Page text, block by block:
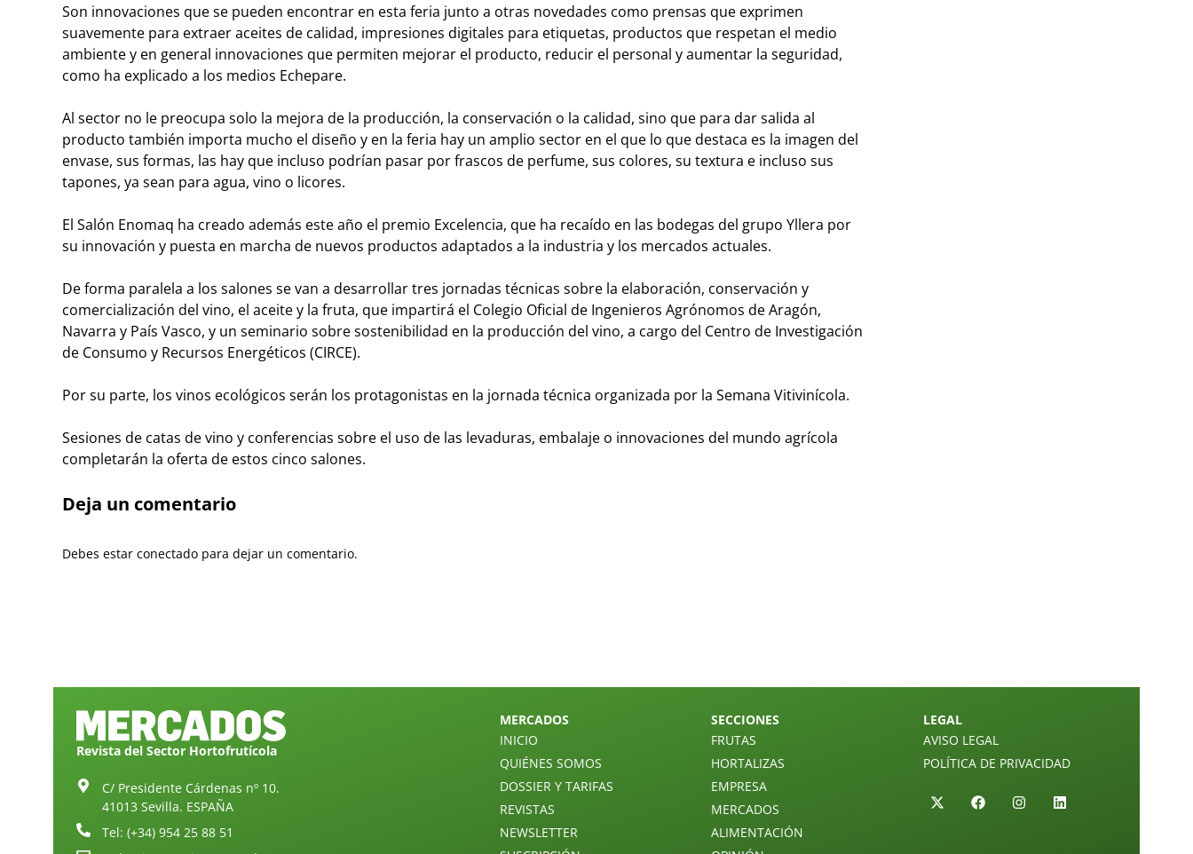
Son innovaciones que se pueden encontrar en esta feria junto a otras novedades como prensas que exprimen
suavemente para extraer aceites de calidad, impresiones digitales para etiquetas, productos que respetan el medio
ambiente y en general innovaciones que permiten mejorar el producto, reducir el personal y aumentar la seguridad,
como ha explicado a los medios Echepare.
Al sector no le preocupa solo la mejora de la producción, la conservación o la calidad, sino que para dar salida al
producto también importa mucho el diseño y en la feria hay un amplio sector en el que lo que destaca es la imagen del
envase, sus formas, las hay que incluso podrían pasar por frascos de perfume, sus colores, su textura e incluso sus
tapones, ya sean para agua, vino o licores.
El Salón Enomaq ha creado además este año el premio Excelencia, que ha recaído en las bodegas del grupo Yllera por
su innovación y puesta en marcha de nuevos productos adaptados a la industria y los mercados actuales.
De forma paralela a los salones se van a desarrollar tres jornadas técnicas sobre la elaboración, conservación y
comercialización del vino, el aceite y la fruta, que impartirá el Colegio Oficial de Ingenieros Agrónomos de Aragón,
Navarra y País Vasco, y un seminario sobre sostenibilidad en la producción del vino, a cargo del Centro de Investigación
de Consumo y Recursos Energéticos (CIRCE).
Por su parte, los vinos ecológicos serán los protagonistas en la jornada técnica organizada por la Semana Vitivinícola.
Sesiones de catas de vino y conferencias sobre el uso de las levaduras, embalaje o innovaciones del mundo agrícola
completarán la oferta de estos cinco salones.
Deja un comentario
Debes estar conectado para dejar un comentario.
Revista del Sector Hortofrutícola
C/ Presidente Cárdenas nº 10.
41013 Sevilla. ESPAÑA
Tel: (+34) 954 25 88 51
MERCADOS
INICIO
QUIÉNES SOMOS
DOSSIER Y TARIFAS
REVISTAS
NEWSLETTER
SECCIONES
FRUTAS
HORTALIZAS
EMPRESA
MERCADOS
ALIMENTACIÓN
LEGAL
AVISO LEGAL
POLÍTICA DE PRIVACIDAD